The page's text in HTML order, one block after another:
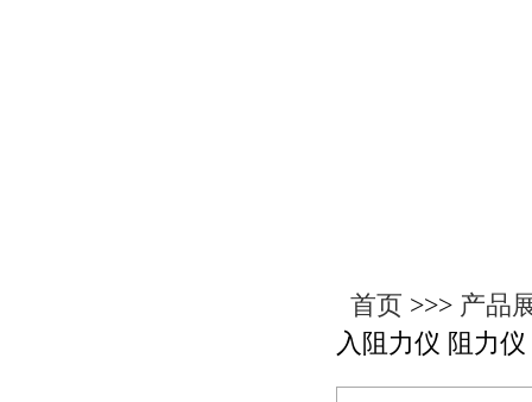
首页 >>> 产品
入阻力仪 阻力仪